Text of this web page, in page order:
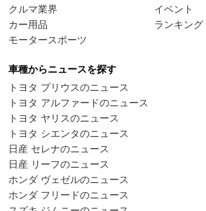
クルマ業界
カー用品
モータースポーツ
イベント
ランキング
車種からニュースを探す
トヨタ プリウスのニュース
トヨタ アルファードのニュース
トヨタ ヤリスのニュース
トヨタ シエンタのニュース
日産 セレナのニュース
日産 リーフのニュース
ホンダ ヴェゼルのニュース
ホンダ フリードのニュース